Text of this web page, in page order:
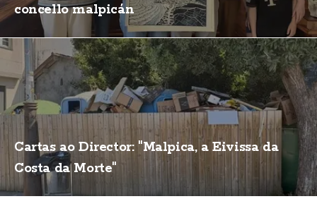
concello malpicán
Cartas ao Director: "Malpica, a Eivissa da
Costa da Morte"